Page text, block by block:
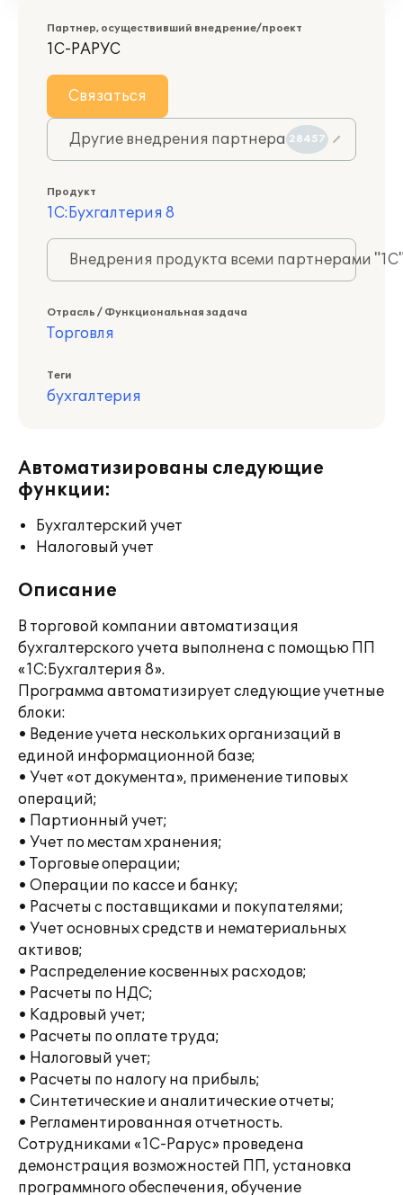
Партнер, осуществивший внедрение/проект
1С-РАРУС
Связаться
Другие внедрения партнера 28457
Продукт
1С:Бухгалтерия 8
Внедрения продукта всеми партнерами
Отрасль / Функциональная задача
Торговля
Теги
бухгалтерия
Автоматизированы следующие
функции:
Бухгалтерский учет
Налоговый учет
Описание
В торговой компании автоматизация
бухгалтерского учета выполнена с помощью ПП
«1С:Бухгалтерия 8».
Программа автоматизирует следующие учетные
блоки:
• Ведение учета нескольких организаций в
единой информационной базе;
• Учет «от документа», применение типовых
операций;
• Партионный учет;
• Учет по местам хранения;
• Торговые операции;
• Операции по кассе и банку;
• Расчеты с поставщиками и покупателями;
• Учет основных средств и нематериальных
активов;
• Распределение косвенных расходов;
• Расчеты по НДС;
• Кадровый учет;
• Расчеты по оплате труда;
• Налоговый учет;
• Расчеты по налогу на прибыль;
• Синтетические и аналитические отчеты;
• Регламентированная отчетность.
Сотрудниками «1С-Рарус» проведена
демонстрация возможностей ПП, установка
программного обеспечения, обучение